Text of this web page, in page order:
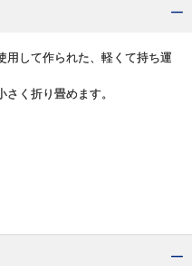
用して作られた、軽くて持ち運
く折り畳めます。